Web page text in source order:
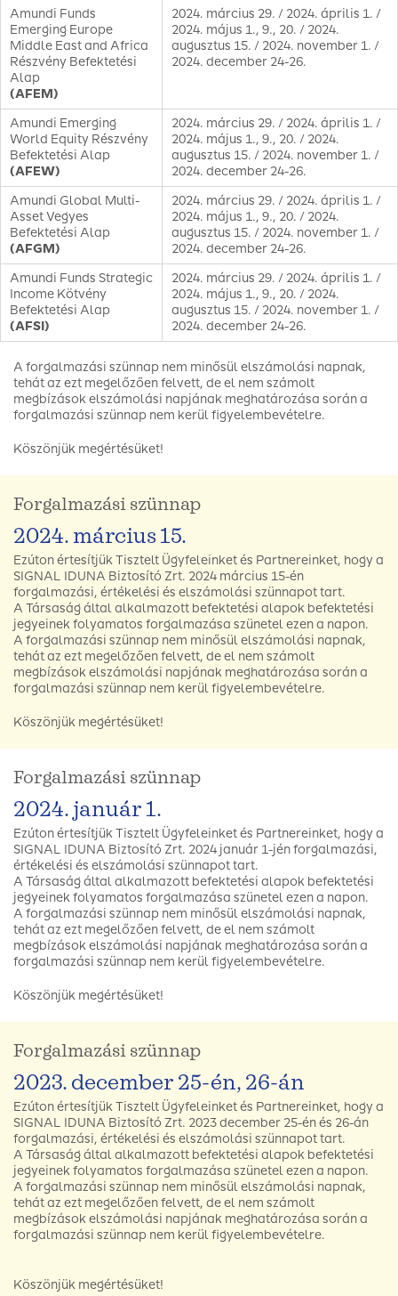
Amundi Funds
Emerging Europe
Middle East and Africa
Részvény Befektetési
Alap
(AFEM)
2024. március 29. / 2024. április 1. /
2024. május 1., 9., 20. / 2024.
augusztus 15. / 2024. november 1. /
2024. december 24-26.
Amundi Emerging
World Equity Részvény
Befektetési Alap
(AFEW)
2024. március 29. / 2024. április 1. /
2024. május 1., 9., 20. / 2024.
augusztus 15. / 2024. november 1. /
2024. december 24-26.
Amundi Global Multi-
Asset Vegyes
Befektetési Alap
(AFGM)
2024. március 29. / 2024. április 1. /
2024. május 1., 9., 20. / 2024.
augusztus 15. / 2024. november 1. /
2024. december 24-26.
Amundi Funds Strategic
Income Kötvény
Befektetési Alap
(AFSI)
2024. március 29. / 2024. április 1. /
2024. május 1., 9., 20. / 2024.
augusztus 15. / 2024. november 1. /
2024. december 24-26.
A forgalmazási szünnap nem minősül elszámolási napnak,
tehát az ezt megelőzően felvett, de el nem számolt
megbízások elszámolási napjának meghatározása során a
forgalmazási szünnap nem kerül figyelembevételre.
Köszönjük megértésüket!
Forgalmazási szünnap
2024. március 15.
Ezúton értesítjük Tisztelt Ügyfeleinket és Partnereinket, hogy a
SIGNAL IDUNA Biztosító Zrt. 2024 március 15-én
forgalmazási, értékelési és elszámolási szünnapot tart.
A Társaság által alkalmazott befektetési alapok befektetési
jegyeinek folyamatos forgalmazása szünetel ezen a napon.
A forgalmazási szünnap nem minősül elszámolási napnak,
tehát az ezt megelőzően felvett, de el nem számolt
megbízások elszámolási napjának meghatározása során a
forgalmazási szünnap nem kerül figyelembevételre.
Köszönjük megértésüket!
Forgalmazási szünnap
2024. január 1.
Ezúton értesítjük Tisztelt Ügyfeleinket és Partnereinket, hogy a
SIGNAL IDUNA Biztosító Zrt. 2024 január 1-jén forgalmazási,
értékelési és elszámolási szünnapot tart.
A Társaság által alkalmazott befektetési alapok befektetési
jegyeinek folyamatos forgalmazása szünetel ezen a napon.
A forgalmazási szünnap nem minősül elszámolási napnak,
tehát az ezt megelőzően felvett, de el nem számolt
megbízások elszámolási napjának meghatározása során a
forgalmazási szünnap nem kerül figyelembevételre.
Köszönjük megértésüket!
Forgalmazási szünnap
2023. december 25-én, 26-án
Ezúton értesítjük Tisztelt Ügyfeleinket és Partnereinket, hogy a
SIGNAL IDUNA Biztosító Zrt. 2023 december 25-én és 26-án
forgalmazási, értékelési és elszámolási szünnapot tart.
A Társaság által alkalmazott befektetési alapok befektetési
jegyeinek folyamatos forgalmazása szünetel ezen a napon.
A forgalmazási szünnap nem minősül elszámolási napnak,
tehát az ezt megelőzően felvett, de el nem számolt
megbízások elszámolási napjának meghatározása során a
forgalmazási szünnap nem kerül figyelembevételre.
Köszönjük megértésüket!